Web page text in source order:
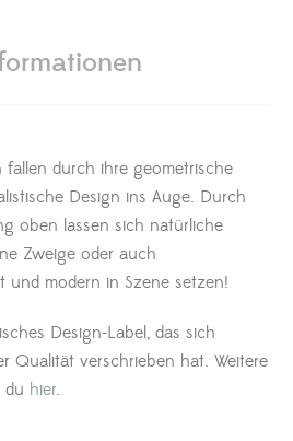
fallen durch ihre geometrische
Design ins Auge. Durch
oben lassen sich natürliche
Zweige oder auch
und modern in Szene setzen!
Design-Label, das sich
Qualität verschrieben hat. Weitere
du hier.